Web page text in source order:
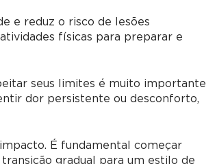
e reduz o risco de lesões
físicas para preparar e
seus limites é muito importante
dor persistente ou desconforto,
É fundamental começar
gradual para um estilo de